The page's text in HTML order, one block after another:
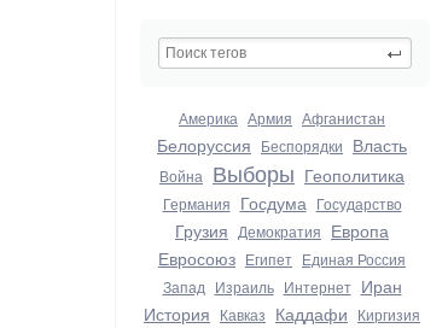
Америка Армия Афганистан
Белоруссия Беспорядки Власть
Война Выборы Геополитика
Германия Госдума Государство
Грузия Демократия Европа
Евросоюз Египет Единая Россия
Запад Израиль Интернет Иран
История Кавказ Каддафи Киргизия